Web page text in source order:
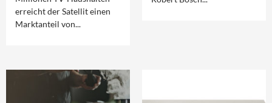
erreicht der Satellit einen
Marktanteil von...